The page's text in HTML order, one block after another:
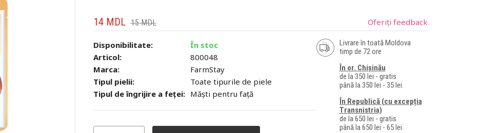
14MDL 15MDL Oferiți feedback
Disponibilitate:
În stoc
Articol:
800048
Marca:
FarmStay
Tipul pielii:
Toate tipurile de piele
Tipul de îngrijire a feței: Măști pentru față
Livrare în toată Moldova
timp de 72 ore
În or. Chișinău
de la 350 lei - gratis
până la 350 lei - 35 lei.
În Republică (cu excepția
Transnistria)
de la 650 lei - gratis
până la 650 lei - 65 lei.